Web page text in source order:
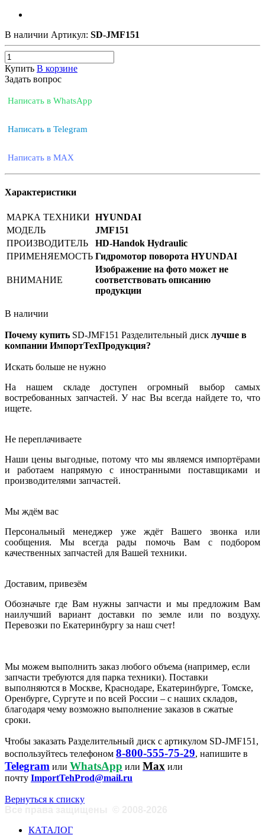
В наличии Артикул: SD-JMF151
Купить В корзине
Задать вопрос
Написать в WhatsApp
Написать в Telegram
Написать в MAX
Характеристики
МАРКА ТЕХНИКИ HYUNDAI
МОДЕЛЬ
JMF151
ПРОИЗВОДИТЕЛЬ
HD-Handok Hydraulic
ПРИМЕНЯЕМОСТЬ Гидромотор поворота HYUNDAI
ВНИМАНИЕ
Изображение на фото может не
соответствовать описанию
продукции
В наличии
Почему купить SD-JMF151 Разделительный диск лучше в
компании ИмпортТехПродукция?
Искать больше не нужно
На нашем складе доступен огромный выбор самых
востребованных запчастей. У нас Вы всегда найдете то, что
ищете.
Не переплачиваете
Наши цены выгодные, потому что мы являемся импортёрами
и работаем напрямую с иностранными поставщиками и
производителями запчастей.
Мы ждём вас
Персональный менеджер уже ждёт Вашего звонка или
сообщения. Мы всегда рады помочь Вам с подбором
качественных запчастей для Вашей техники.
Доставим, привезём
Обозначьте где Вам нужны запчасти и мы предложим Вам
наилучший вариант доставки по земле или по воздуху.
Перевозки по Екатеринбургу за наш счет!
Мы можем выполнить заказ любого объема (например, если
запчасти требуются для парка техники). Поставки
выполняются в Москве, Краснодаре, Екатеринбурге, Томске,
Оренбурге, Сургуте и по всей России – с наших складов,
благодаря чему возможно выполнение заказов в сжатые
сроки.
Чтобы заказать Разделительный диск с артикулом SD-JMF151,
воспользуйтесь телефоном 8-800-555-75-29, напишите в
Telegram или WhatsApp или Max или
почту ImportTehProd@mail.ru
Вернуться к списку
КАТАЛОГ